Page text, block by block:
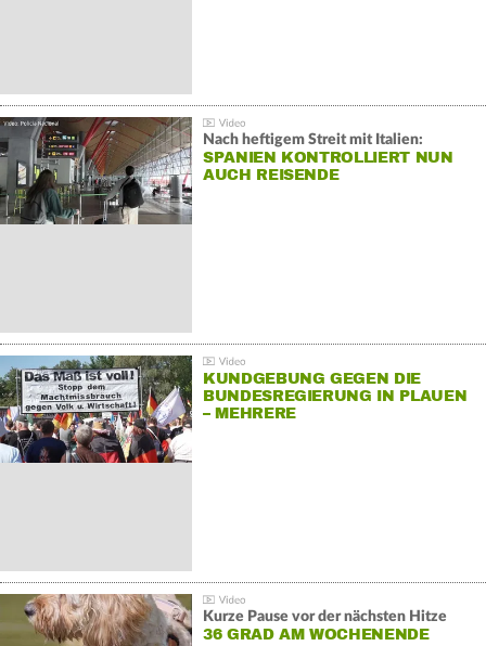
Nach heftigem Streit mit Italien:
SPANIEN KONTROLLIERT NUN
AUCH REISENDE
KUNDGEBUNG GEGEN DIE
BUNDESREGIERUNG IN PLAUEN
– MEHRERE
Kurze Pause vor der nächsten Hitze
36 GRAD AM WOCHENENDE